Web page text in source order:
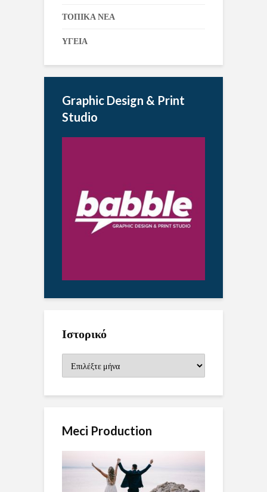
ΤΟΠΙΚΑ ΝΕΑ
ΥΓΕΙΑ
Graphic Design & Print
Studio
Ιστορικό
Meci Production